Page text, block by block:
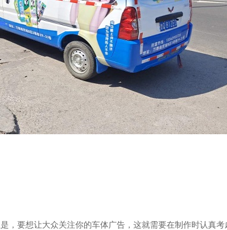
，要想让大众关注你的车体广告，这就需要在制作时认真